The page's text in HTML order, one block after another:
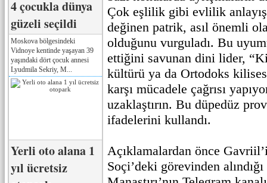
4 çocukla dünya
güzeli seçildi
Moskova bölgesindeki
Vidnoye kentinde yaşayan 39
yaşındaki dört çocuk annesi
Lyudmila Sekriy, M...
Yerli oto alana 1
yıl ücretsiz
Çok eşlilik gibi evlilik
değinen patrik, asıl önemli
olduğunu vurguladı. Bu
ettiğini savunan dini lider,
kültürü ya da Ortodoks
karşı mücadele çağrısı
uzaklaştırın. Bu düpedüz
ifadelerini kullandı.
Açıklamalardan önce
Soçi’deki görevinden